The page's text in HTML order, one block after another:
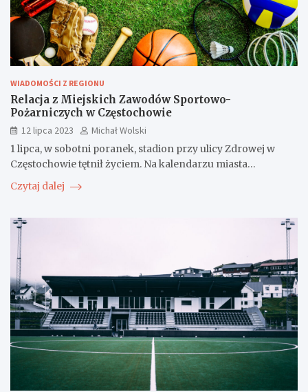
WIADOMOŚCI Z REGIONU
Relacja z Miejskich Zawodów Sportowo-
Pożarniczych w Częstochowie
12 lipca 2023
Michał Wolski
1 lipca, w sobotni poranek, stadion przy ulicy Zdrowej w
Częstochowie tętnił życiem. Na kalendarzu miasta…
Czytaj dalej